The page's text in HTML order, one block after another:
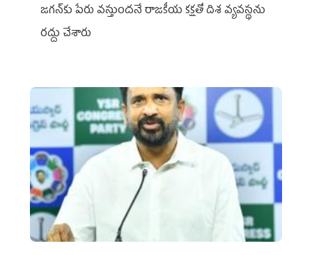
జగన్‌కు పేరు వస్తుందనే రాజకీయ కక్షతో దిశ వ్య‌వ‌స్థ‌ను
రద్దు చేశారు